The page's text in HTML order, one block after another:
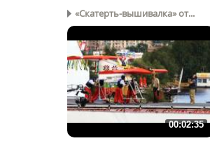
«Скатерть-вышивалка» от...
00:02:35